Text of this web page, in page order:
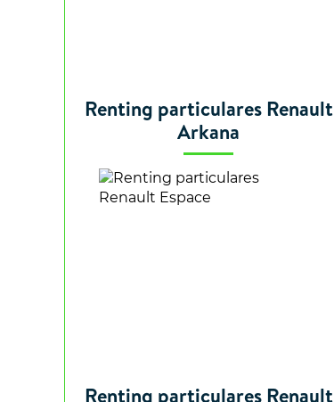
Renting particulares Renault
Arkana
Renting particulares Renault